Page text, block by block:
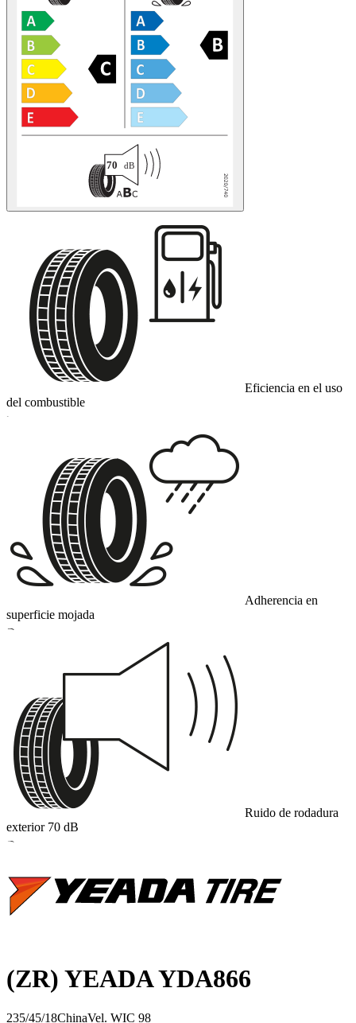
Eficiencia en el uso
del combustible
C
Adherencia en
superficie mojada
B
Ruido de rodadura
exterior 70 dB
B
(ZR) YEADA YDA866
235/45/18ChinaVel. WIC 98